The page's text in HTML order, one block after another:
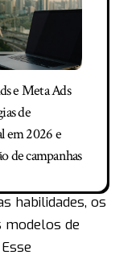
e Meta Ads
de
em 2026 e
de campanhas
habilidades, os
modelos de